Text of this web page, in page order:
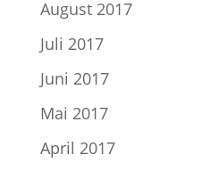
August 2017
Juli 2017
Juni 2017
Mai 2017
April 2017